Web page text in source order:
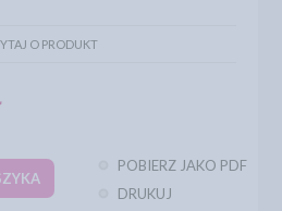
O PRODUKT
POBIERZ JAKO PDF
DRUKUJ